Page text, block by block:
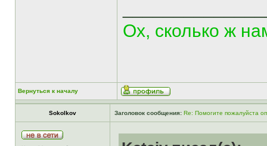
Ох, сколько ж
Вернуться к началу
Sokolkov Заголовок сообщения: Re: Помогите пожалуйста